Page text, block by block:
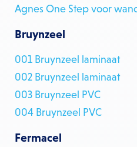
Agnes One Step voor
Bruynzeel
001 Bruynzeel laminaat
002 Bruynzeel laminaat
003 Bruynzeel PVC
004 Bruynzeel PVC
Fermacel